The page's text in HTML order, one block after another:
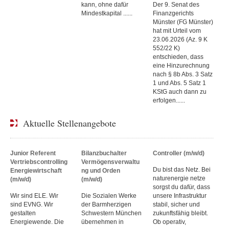
kann, ohne dafür
Mindestkapital ......
Der 9. Senat des
Finanzgerichts
Münster (FG Münster)
hat mit Urteil vom
23.06.2026 (Az. 9 K
552/22 K)
entschieden, dass
eine Hinzurechnung
nach § 8b Abs. 3 Satz
1 und Abs. 5 Satz 1
KStG auch dann zu
erfolgen......
Aktuelle Stellenangebote
Junior Referent
Vertriebscontrolling
Energiewirtschaft
(m/w/d)
Wir sind ELE. Wir
sind EVNG. Wir
gestalten
Energiewende. Die
Bilanzbuchalter
Vermögensverwaltu
ng und Orden
(m/w/d)
Die Sozialen Werke
der Barmherzigen
Schwestern München
übernehmen in
Controller (m/w/d)
Du bist das Netz. Bei
naturenergie netze
sorgst du dafür, dass
unsere Infrastruktur
stabil, sicher und
zukunftsfähig bleibt.
Ob operativ,